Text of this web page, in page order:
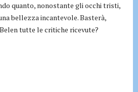
quanto, nonostante gli occhi tristi,
bellezza incantevole. Basterà,
tutte le critiche ricevute?